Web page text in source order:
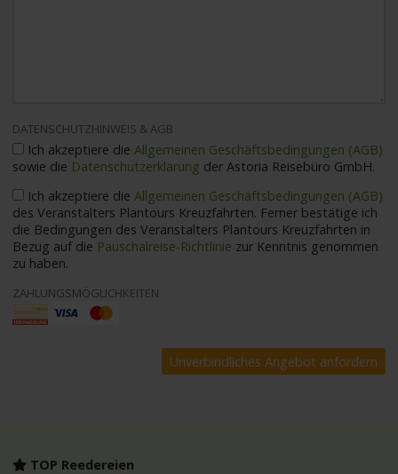
DATENSCHUTZHINWEIS & AGB
Ich akzeptiere die Allgemeinen Geschäftsbedingungen (AGB)
sowie die Datenschutzerklärung der Astoria Reisebüro GmbH.
Ich akzeptiere dieAllgemeinen Geschäftsbedingungen (AGB)
des Veranstalters Plantours Kreuzfahrten. Ferner bestätige ich
die Bedingungen des Veranstalters Plantours Kreuzfahrten in
Bezug auf die Pauschalreise-Richtlinie zur Kenntnis genommen
zu haben.
ZAHLUNGSMÖGLICHKEITEN
TOP Reedereien